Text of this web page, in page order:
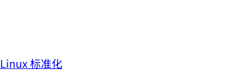
Linux 标准化